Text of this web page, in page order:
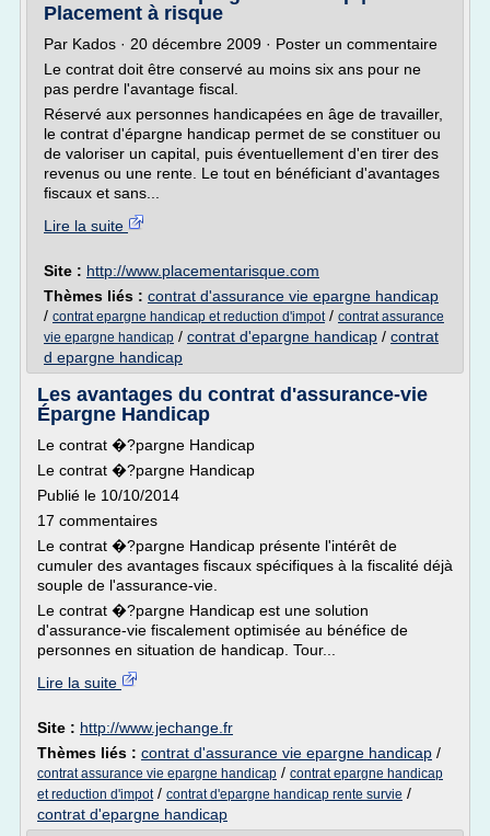
Placement à risque
Par Kados · 20 décembre 2009 · Poster un commentaire
Le contrat doit être conservé au moins six ans pour ne
pas perdre l'avantage fiscal.
Réservé aux personnes handicapées en âge de travailler,
le contrat d'épargne handicap permet de se constituer ou
de valoriser un capital, puis éventuellement d'en tirer des
revenus ou une rente. Le tout en bénéficiant d'avantages
fiscaux et sans...
Lire la suite
Site : http://www.placementarisque.com
Thèmes liés : contrat d'assurance vie epargne handicap
/ contrat epargne handicap et reduction d'impot/ contrat assurance
vie epargne handicap / contrat d'epargne handicap / contrat
d epargne handicap
Les avantages du contrat d'assurance-vie
Épargne Handicap
Le contrat �?pargne Handicap
Le contrat �?pargne Handicap
Publié le 10/10/2014
17 commentaires
Le contrat �?pargne Handicap présente l'intérêt de
cumuler des avantages fiscaux spécifiques à la fiscalité déjà
souple de l'assurance-vie.
Le contrat �?pargne Handicap est une solution
d'assurance-vie fiscalement optimisée au bénéfice de
personnes en situation de handicap. Tour...
Lire la suite
Site : http://www.jechange.fr
Thèmes liés : contrat d'assurance vie epargne handicap /
contrat assurance vie epargne handicap / contrat epargne handicap
et reduction d'impot/ contrat d'epargne handicap rente survie /
contrat d'epargne handicap